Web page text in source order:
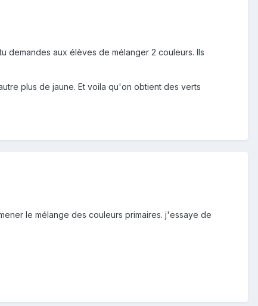
demandes aux élèves de mélanger 2 couleurs. Ils
plus de jaune. Et voila qu'on obtient des verts
le mélange des couleurs primaires. j'essaye de